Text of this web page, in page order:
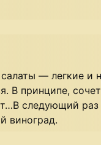
— легкие и
В принципе,
следующий
виноград.